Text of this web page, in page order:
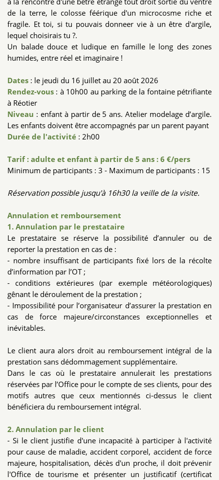
de la terre, le colosse féérique d'un microcosme riche et
fragile. Et toi, si tu pouvais donneer vie à un être d'argile,
lequel choisirais tu ?.
Un balade douce et ludique en famille le long des zones
humides, entre réel et imaginaire !
Dates : le jeudi du 16 juillet au 20 août 2026
Rendez-vous : à 10h00 au parking de la fontaine pétrifiante
à Réotier
Niveau : enfant à partir de 5 ans. Atelier modelage d’argile.
Les enfants doivent être accompagnés par un parent payant
Durée de l'activité : 2h00
Tarif : adulte et enfant à partir de 5 ans : 6 €/pers
Minimum de participants : 3 - Maximum de participants : 15
Réservation possible jusqu'à 16h30 la veille de la visite.
Annulation et remboursement
1. Annulation par le prestataire
Le prestataire se réserve la possibilité d’annuler ou de
reporter la prestation en cas de :
- nombre insuffisant de participants fixé lors de la récolte
d’information par l’OT ;
- conditions extérieures (par exemple météorologiques)
gênant le déroulement de la prestation ;
- Impossibilité pour l’organisateur d’assurer la prestation en
cas de force majeure/circonstances exceptionnelles et
inévitables.
Le client aura alors droit au remboursement intégral de la
prestation sans dédommagement supplémentaire.
Dans le cas où le prestataire annulerait les prestations
réservées par l’Office pour le compte de ses clients, pour des
motifs autres que ceux mentionnés ci-dessus le client
bénéficiera du remboursement intégral.
2. Annulation par le client
- Si le client justifie d'une incapacité à participer à l'activité
pour cause de maladie, accident corporel, accident de force
majeure, hospitalisation, décès d'un proche, il doit prévenir
l'Office de tourisme et présenter un justificatif (certificat